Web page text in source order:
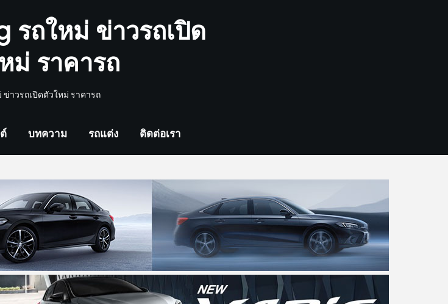
รถใหม่ ข่าวรถเปิด
ม่ ราคารถ
ข่าวรถเปิดตัวใหม่ ราคารถ
บทความ รถแต่ง ติดต่อเรา